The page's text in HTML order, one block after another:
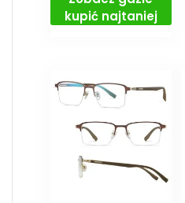
kupić najtaniej